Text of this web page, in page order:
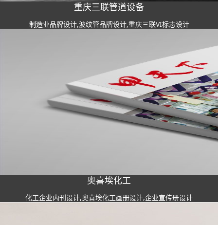
重庆三联管道设备
制造业品牌设计,波纹管品牌设计,重庆三联VI标志设计
奥喜埃化工
化工企业内刊设计,奥喜埃化工画册设计,企业宣传册设计